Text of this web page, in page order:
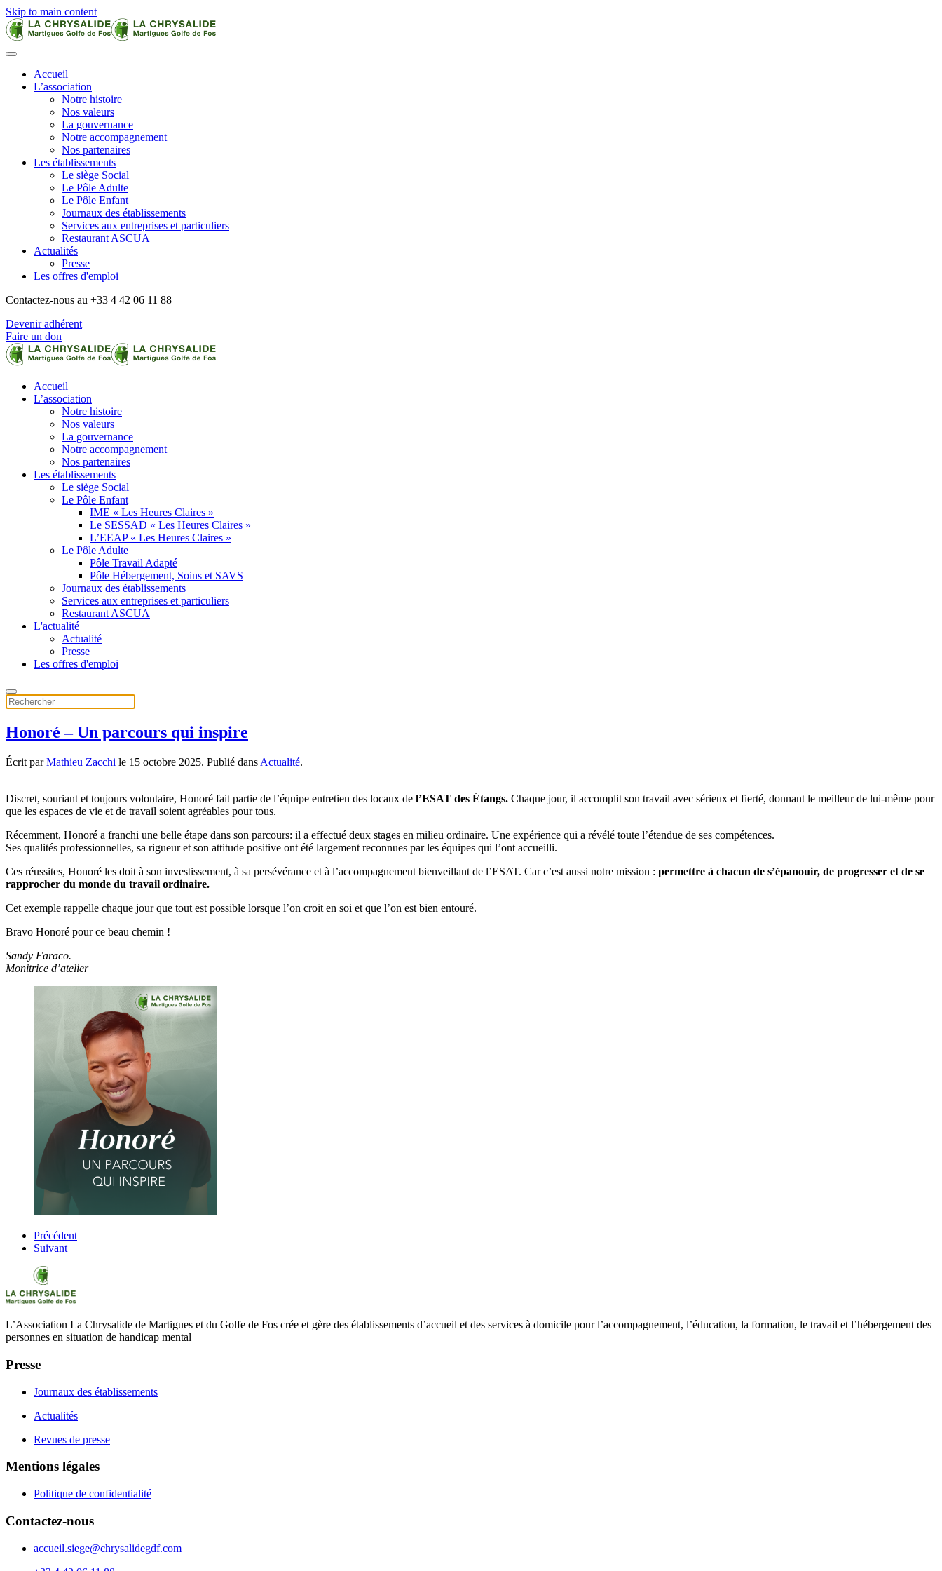
Skip to main content
Accueil
L’association
Notre histoire
Nos valeurs
La gouvernance
Notre accompagnement
Nos partenaires
Les établissements
Le siège Social
Le Pôle Adulte
Le Pôle Enfant
Journaux des établissements
Services aux entreprises et particuliers
Restaurant ASCUA
Actualités
Presse
Les offres d'emploi
Contactez-nous au +33 4 42 06 11 88
Devenir adhérent
Faire un don
Accueil
L’association
Notre histoire
Nos valeurs
La gouvernance
Notre accompagnement
Nos partenaires
Les établissements
Le siège Social
Le Pôle Enfant
IME « Les Heures Claires »
Le SESSAD « Les Heures Claires »
L’EEAP « Les Heures Claires »
Le Pôle Adulte
Pôle Travail Adapté
Pôle Hébergement, Soins et SAVS
Journaux des établissements
Services aux entreprises et particuliers
Restaurant ASCUA
L'actualité
Actualité
Presse
Les offres d'emploi
Honoré – Un parcours qui inspire
Écrit parMathieu Zacchi le 15 octobre 2025. Publié dans Actualité.
Discret, souriant et toujours volontaire, Honoré fait partie de l’équipe entretien des locaux de l’ESAT des Étangs. Chaque jour, il accomplit son travail avec sérieux et fierté, donnant le meilleur de lui-même pour
que les espaces de vie et de travail soient agréables pour tous.
Récemment, Honoré a franchi une belle étape dans son parcours: il a effectué deux stages en milieu ordinaire. Une expérience qui a révélé toute l’étendue de ses compétences.
Ses qualités professionnelles, sa rigueur et son attitude positive ont été largement reconnues par les équipes qui l’ont accueilli.
Ces réussites, Honoré les doit à son investissement, à sa persévérance et à l’accompagnement bienveillant de l’ESAT. Car c’est aussi notre mission : permettre à chacun de s’épanouir, de progresser et de se
rapprocher du monde du travail ordinaire.
Cet exemple rappelle chaque jour que tout est possible lorsque l’on croit en soi et que l’on est bien entouré.
Bravo Honoré pour ce beau chemin !
Sandy Faraco.
Monitrice d’atelier
Précédent
Suivant
L’Association La Chrysalide de Martigues et du Golfe de Fos crée et gère des établissements d’accueil et des services à domicile pour l’accompagnement, l’éducation, la formation, le travail et l’hébergement des
personnes en situation de handicap mental
Presse
Journaux des établissements
Actualités
Revues de presse
Mentions légales
Politique de confidentialité
Contactez-nous
accueil.siege@chrysalidegdf.com